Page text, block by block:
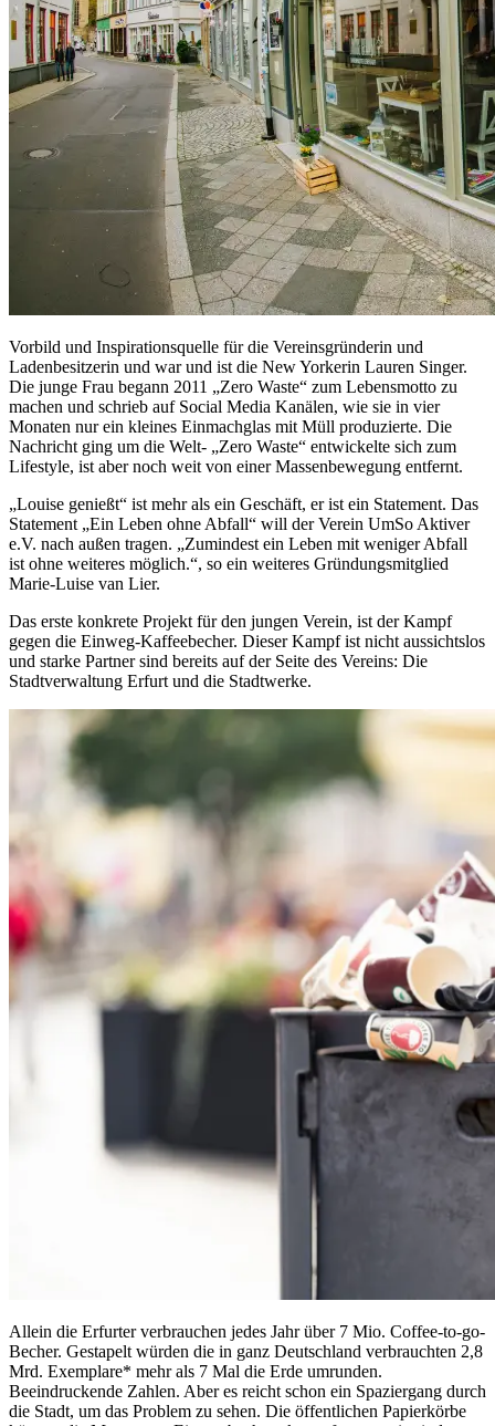
Vorbild und Inspirationsquelle für die Vereinsgründerin und
Ladenbesitzerin und war und ist die New Yorkerin Lauren Singer.
Die junge Frau begann 2011 „Zero Waste“ zum Lebensmotto zu
machen und schrieb auf Social Media Kanälen, wie sie in vier
Monaten nur ein kleines Einmachglas mit Müll produzierte. Die
Nachricht ging um die Welt- „Zero Waste“ entwickelte sich zum
Lifestyle, ist aber noch weit von einer Massenbewegung entfernt.
„Louise genießt“ ist mehr als ein Geschäft, er ist ein Statement. Das
Statement „Ein Leben ohne Abfall“ will der Verein UmSo Aktiver
e.V. nach außen tragen. „Zumindest ein Leben mit weniger Abfall
ist ohne weiteres möglich.“, so ein weiteres Gründungsmitglied
Marie-Luise van Lier.
Das erste konkrete Projekt für den jungen Verein, ist der Kampf
gegen die Einweg-Kaffeebecher. Dieser Kampf ist nicht aussichtslos
und starke Partner sind bereits auf der Seite des Vereins: Die
Stadtverwaltung Erfurt und die Stadtwerke.
Allein die Erfurter verbrauchen jedes Jahr über 7 Mio. Coffee-to-go-
Becher. Gestapelt würden die in ganz Deutschland verbrauchten 2,8
Mrd. Exemplare* mehr als 7 Mal die Erde umrunden.
Beeindruckende Zahlen. Aber es reicht schon ein Spaziergang durch
die Stadt, um das Problem zu sehen. Die öffentlichen Papierkörbe